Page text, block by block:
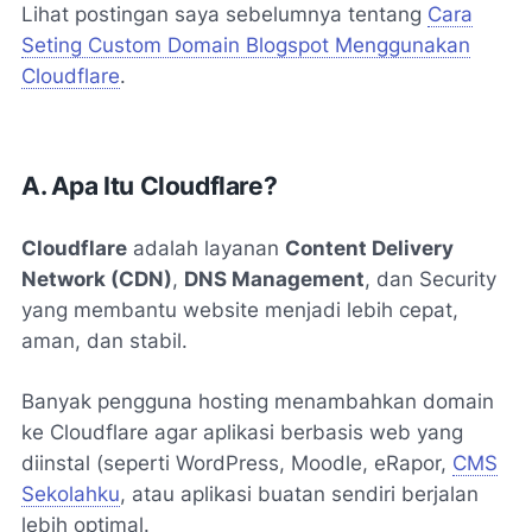
Lihat postingan saya sebelumnya tentang Cara
Seting Custom Domain Blogspot Menggunakan
Cloudflare.
A. Apa Itu Cloudflare?
Cloudflare adalah layanan Content Delivery
Network (CDN), DNS Management, dan Security
yang membantu website menjadi lebih cepat,
aman, dan stabil.
Banyak pengguna hosting menambahkan domain
ke Cloudflare agar aplikasi berbasis web yang
diinstal (seperti WordPress, Moodle, eRapor, CMS
Sekolahku, atau aplikasi buatan sendiri berjalan
lebih optimal.